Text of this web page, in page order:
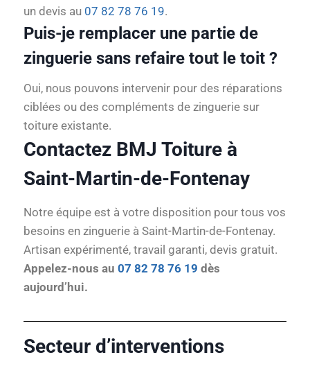
un devis au 07 82 78 76 19.
Puis-je remplacer une partie de
zinguerie sans refaire tout le toit ?
Oui, nous pouvons intervenir pour des réparations
ciblées ou des compléments de zinguerie sur
toiture existante.
Contactez BMJ Toiture à
Saint-Martin-de-Fontenay
Notre équipe est à votre disposition pour tous vos
besoins en zinguerie à Saint-Martin-de-Fontenay.
Artisan expérimenté, travail garanti, devis gratuit.
Appelez-nous au 07 82 78 76 19 dès
aujourd’hui.
Secteur d’interventions